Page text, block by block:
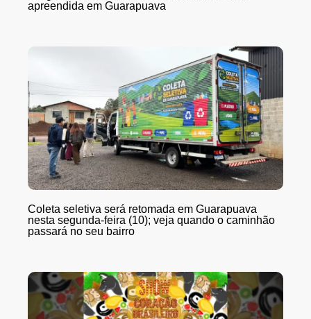
apreendida em Guarapuava
Coleta seletiva será retomada em Guarapuava
nesta segunda-feira (10); veja quando o caminhão
passará no seu bairro